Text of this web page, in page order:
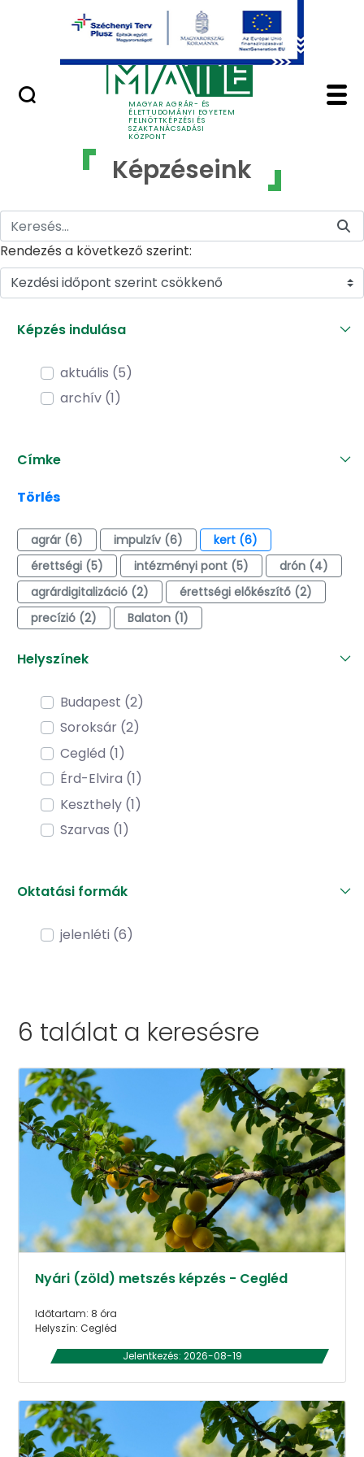
Ugrás a fő tartalomhoz
MAGYAR AGRÁR- ÉS
ÉLETTUDOMÁNYI EGYETEM
FELNŐTTKÉPZÉSI ÉS
SZAKTANÁCSADÁSI
KÖZPONT
Képzéseink - MATE
Képzéseink
Rendezés a következő szerint:
Kezdési időpont szerint csökkenő
Képzés indulása
aktuális (5)
archív (1)
Címke
Törlés
agrár (6) impulzív (6)
kert (6)
érettségi (5)
intézményi pont (5)
drón (4)
agrárdigitalizáció (2)
érettségi előkészítő (2)
precízió (2)
Balaton (1)
Helyszínek
Budapest (2)
Soroksár (2)
Cegléd (1)
Érd-Elvira (1)
Keszthely (1)
Szarvas (1)
Oktatási formák
jelenléti (6)
6 találat a keresésre
Nyári (zöld) metszés képzés - Cegléd
Időtartam: 8 óra
Helyszín: Cegléd
Jelentkezés: 2026-08-19